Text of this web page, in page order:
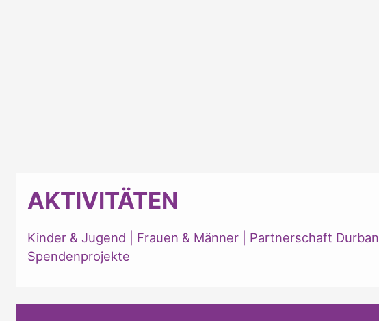
AKTIVITÄTEN
Kinder & Jugend Frauen & Männer Partnerschaft Durban
Spendenprojekte